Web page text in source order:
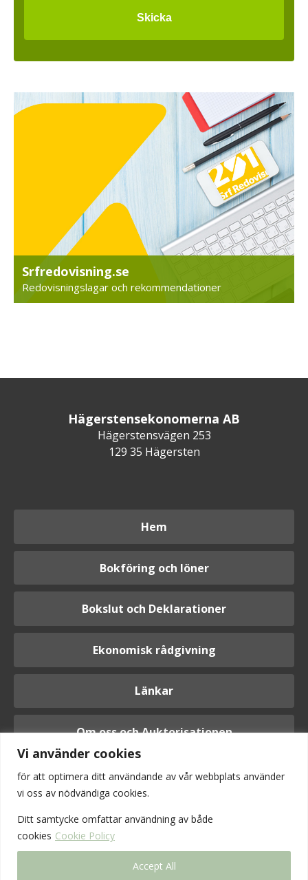
Vi använder cookies
för att optimera ditt användande av vår webbplats använder
vi oss av nödvändiga cookies.
Ditt samtycke omfattar användning av både
cookies Cookie Policy
Accept All
Srfredovisning.se
Redovisningslagar och rekommendationer
Hägerstensekonomerna AB
Hägerstensvägen 253
129 35 Hägersten
Hem
Bokföring och löner
Bokslut och Deklarationer
Ekonomisk rådgivning
Länkar
Om oss och Auktorisationen
Logga in